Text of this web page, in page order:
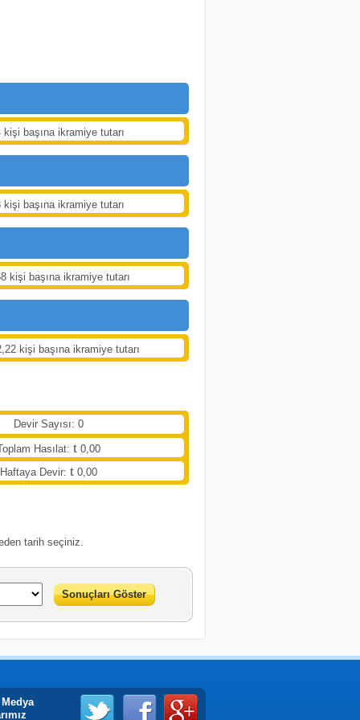
kişi başına ikramiye tutarı
kişi başına ikramiye tutarı
kişi başına ikramiye tutarı
kişi başına ikramiye tutarı
Devir Sayısı: 0
Hasılat:
0,00
Haftaya Devir:
0,00
tarih seçiniz.
Sonuçları Göster